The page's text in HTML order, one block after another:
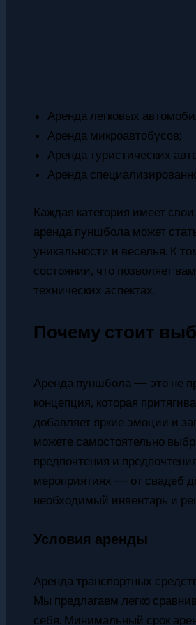
Аренда легковых
Аренда микроавтобусов;
Аренда туристических
Аренда
Каждая категория имеет
аренда пуншбола может
уникальности и веселья. К
состоянии, что позволяет
технических аспектах.
Почему стоит
Аренда пуншбола — это не
концепция, которая
добавляет яркие эмоции и
можете самостоятельно
предпочтения и
мероприятиях — от свадеб
необходимый инвентарь и
Условия аренды
Аренда транспортных
Мы предлагаем легко
себя. Минимальный срок